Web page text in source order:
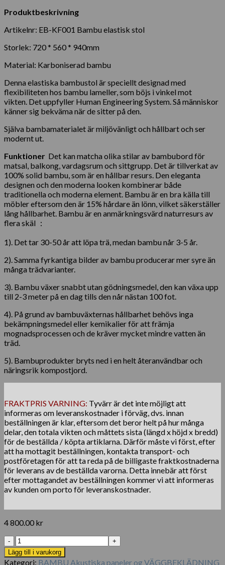
Produktbeskrivning
Artikelnr: EB-KF001 Bambu elastisk stol
Storlek: 720 * 560 * 940mm
Material: Karboniserad bambu
Denna elastiska bambustol är speciellt designad med
flexibiliteten hos bambu lameller, som böjs i vinkel mot
vikten. Det uppfyller Human Engineering System. Så människor
känner sig bekväma när de sitter på den.
Själva bambamaterialet är miljövänligt och hållbart och ser
modernt ut.
Funktioner Det kan matcha olika stilar av bambubord för
matsal, balkong, vardagsrum och sittgrupp. Det är tillverkat av
100% solid bambu, som är en hållbar resurs. Den eleganta
designen och den moderna looken kombinerar både
traditionella och moderna element. Bambu är en bra källa till
möbler eftersom den är 15% hårdare än lönn, vilket säkerställer
lång hållbarhet. Bambu är en anmärkningsvärd naturresurs av
flera skäl ：
1). Det tar 30-50 år att löpa trä, medan bambu når 3-5 år.
2). Samma fyrkantiga bilder av bambu producerar mer syre än
många trädvarianter.
3). Bambu växer snabbt utan gödningsmedel, den kan växa upp
till 2-3 meter på en dag tills den når nästan 100 fot.
4). På grund av bambuväxternas hållbarhet behövs inga
bekämpningsmedel eller kemikalier för att främja
mognadsprocessen och de kräver mycket mindre vatten än
träd.
5). Bambuprodukter bryts ned i en helt återanvändbar och
näringsrik kompostjord.
FRAKTPRIS VARNING: Tyvärr är det inte möjligt att
informeras om leveranskostnader i förväg, dvs. innan
beställningen är klar, eftersom det beror helt på hur många
delar, den totala vikten och måttets sista (längd x höjd x bredd)
för de beställda / köpta artiklarna. Därför måste vi först, efter
att ha mottagit beställningen, kontakta transport- och
postföretagen för att ta reda på de billigaste fraktkostnaderna
för leverans av de beställda varorna. Detta innebär att först
efter mottagandet av beställningen kommer vi att informeras
av kunden om porto för leveranskostnader.
4 800.00 kr
Bamboo
Elastic
Dining
Lägg till i varukorg
Kategori: BAMBU Akustiska paneler og VÄGGBEKLÄDNING